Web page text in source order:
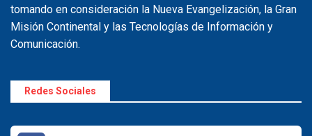
tomando en consideración la Nueva Evangelización, la Gran
Misión Continental y las Tecnologías de Información y
Comunicación.
Redes Sociales